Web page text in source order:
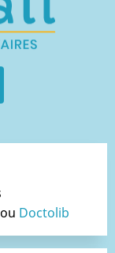
ou Doctolib